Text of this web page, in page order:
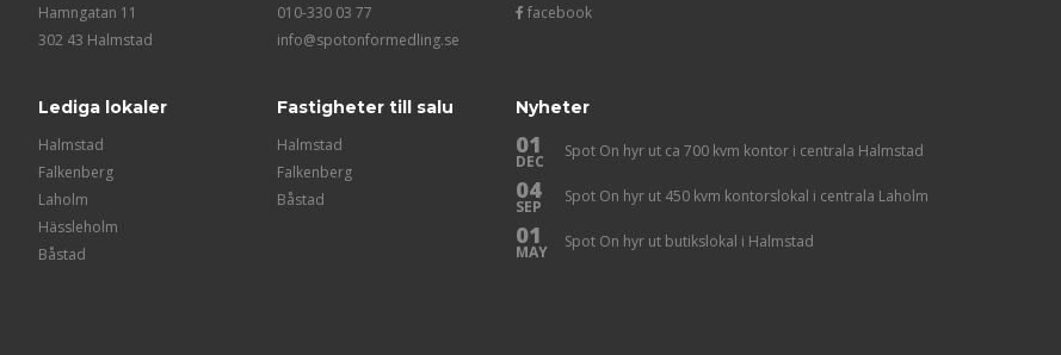
Hamngatan 11
302 43 Halmstad
010-330 03 77
info@spotonformedling.se
facebook
Lediga lokaler
Halmstad
Falkenberg
Laholm
Hässleholm
Båstad
Fastigheter till salu
Halmstad
Falkenberg
Båstad
Nyheter
01
DEC Spot On hyr ut ca 700 kvm kontor i centrala Halmstad
04
SEP Spot On hyr ut 450 kvm kontorslokal i centrala Laholm
01
MAY Spot On hyr ut butikslokal i Halmstad